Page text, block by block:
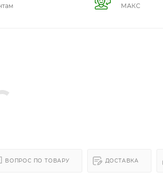
МАКС
ВОПРОС ПО ТОВАРУ ДОСТАВКА